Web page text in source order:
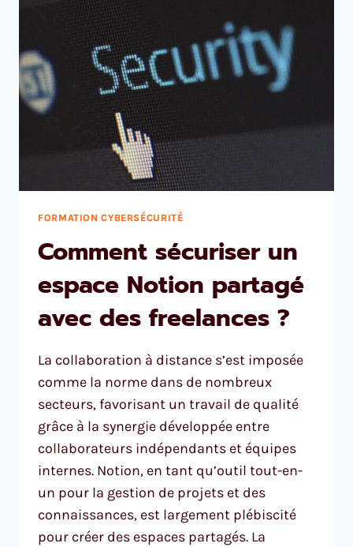
FORMATION CYBERSÉCURITÉ
Comment sécuriser un
espace Notion partagé
avec des freelances ?
La collaboration à distance s’est imposée
comme la norme dans de nombreux
secteurs, favorisant un travail de qualité
grâce à la synergie développée entre
collaborateurs indépendants et équipes
internes. Notion, en tant qu’outil tout-en-
un pour la gestion de projets et des
connaissances, est largement plébiscité
pour créer des espaces partagés. La